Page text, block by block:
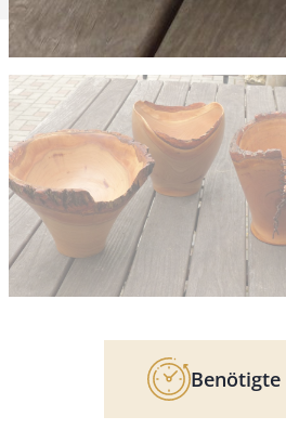
Benötigte